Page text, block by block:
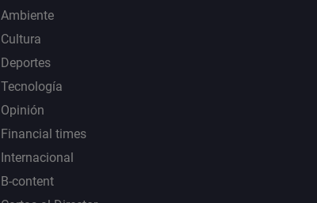
Ambiente
Cultura
Deportes
Tecnología
Opinión
Financial times
Internacional
B-content